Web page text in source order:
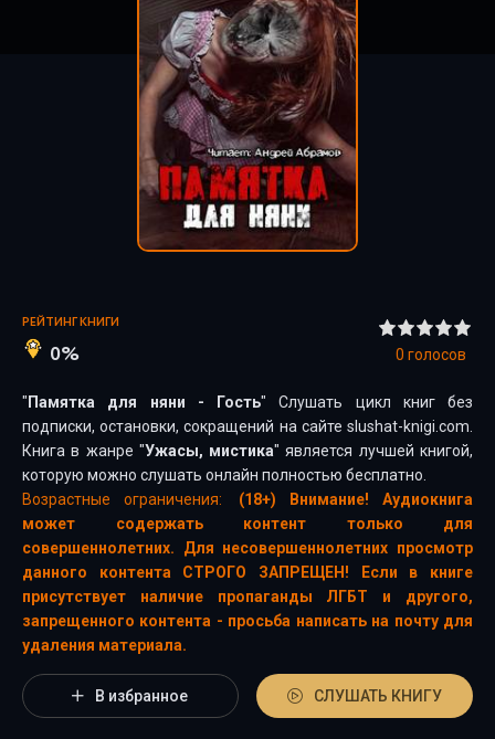
РЕЙТИНГ КНИГИ
0% 0 голосов
" Памятка для няни - Гость" Слушать цикл книг без
подписки, остановки, сокращений на сайте slushat-knigi.com.
Книга в жанре "Ужасы, мистика" является лучшей книгой,
которую можно слушать онлайн полностью бесплатно.
Возрастные ограничения:
(18+) Внимание! Аудиокнига
может содержать контент только для
совершеннолетних. Для несовершеннолетних просмотр
данного контента СТРОГО ЗАПРЕЩЕН! Если в книге
присутствует наличие пропаганды ЛГБТ и другого,
запрещенного контента - просьба написать на почту для
удаления материала.
В избранное СЛУШАТЬ КНИГУ